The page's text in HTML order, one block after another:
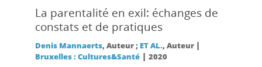
La parentalité en exil: échanges de
constats et de pratiques
Denis Mannaerts, Auteur ; ET AL., Auteur |
Bruxelles : Cultures&Santé| 2020